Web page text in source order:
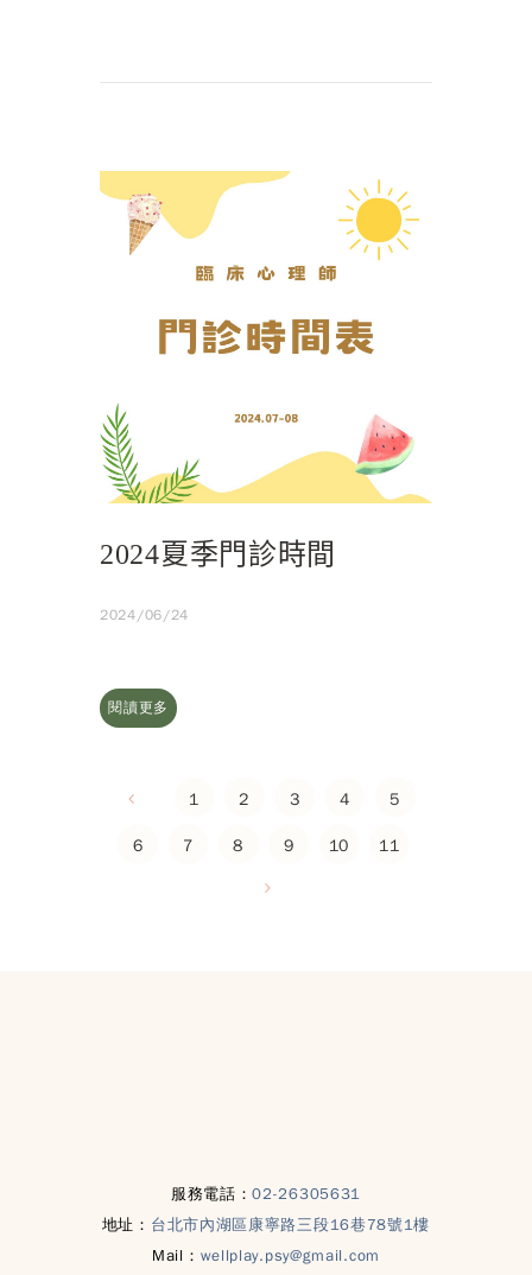
2024夏季門診時間
2024/06/24
閱讀更多
1 2 3 4 5
6 7 8 9 10 11
服務電話：02-26305631
地址： 台北市內湖區康寧路三段16巷78號1樓
Mail： wellplay.psy@gmail.com